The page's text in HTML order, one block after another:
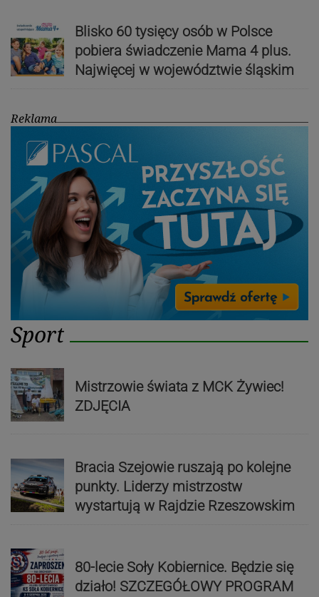
Blisko 60 tysięcy osób w Polsce
pobiera świadczenie Mama 4 plus.
Najwięcej w województwie śląskim
Reklama
Sport
Mistrzowie świata z MCK Żywiec!
ZDJĘCIA
Bracia Szejowie ruszają po kolejne
punkty. Liderzy mistrzostw
wystartują w Rajdzie Rzeszowskim
80-lecie Soły Kobiernice. Będzie się
działo! SZCZEGÓŁOWY PROGRAM